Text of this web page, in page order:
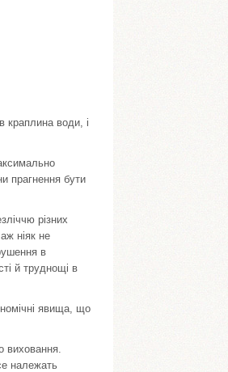
краплина води, і
прагнення бути
різних
ніяк не
в
й труднощі в
явища, що
виховання.
належать